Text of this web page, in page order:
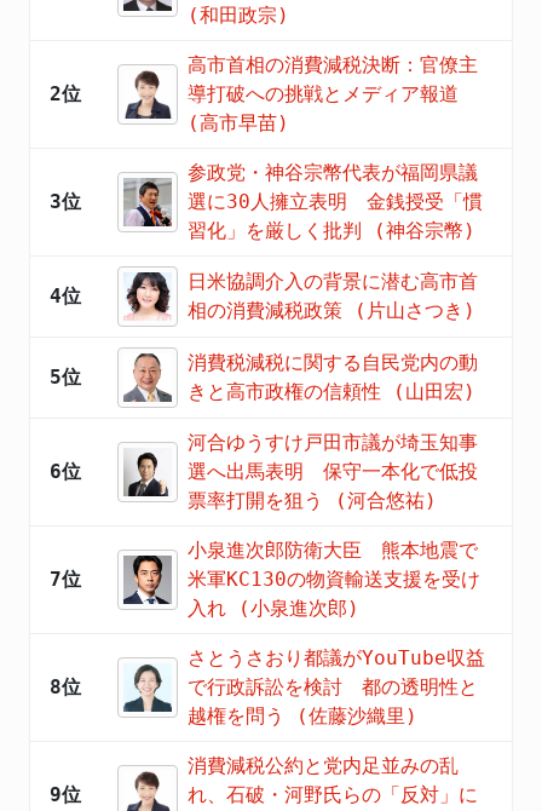
(和田政宗)
2位
高市首相の消費減税決断：官僚主
導打破への挑戦とメディア報道
(高市早苗)
3位
参政党・神谷宗幣代表が福岡県議
選に30人擁立表明 金銭授受「慣
習化」を厳しく批判 (神谷宗幣)
4位
日米協調介入の背景に潜む高市首
相の消費減税政策 (片山さつき)
5位
消費税減税に関する自民党内の動
きと高市政権の信頼性 (山田宏)
6位
河合ゆうすけ戸田市議が埼玉知事
選へ出馬表明 保守一本化で低投
票率打開を狙う (河合悠祐)
7位
小泉進次郎防衛大臣 熊本地震で
米軍KC130の物資輸送支援を受け
入れ (小泉進次郎)
8位
さとうさおり都議がYouTube収益
で行政訴訟を検討 都の透明性と
越権を問う (佐藤沙織里)
9位
消費減税公約と党内足並みの乱
れ、石破・河野氏らの「反対」に